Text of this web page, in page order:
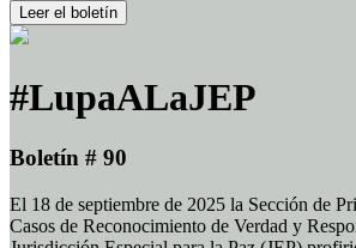
Leer el boletín
#LupaALaJEP
Boletín # 90
El 18 de septiembre de 2025 la Sección de
Casos de Reconocimiento de Verdad y